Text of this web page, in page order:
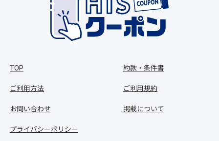
TOP
ご利用方法
お問い合わせ
プライバシーポリシー
約款・条件書
ご利用規約
掲載について